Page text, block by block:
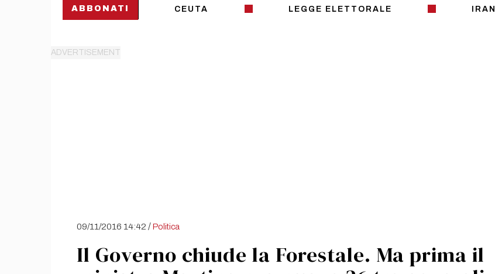
ABBONATI CEUTA LEGGE ELETTORALE IRAN
09/11/2016 14:42 /Politica
Il Governo chiude la Forestale. Ma prima il